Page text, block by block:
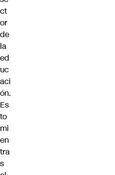
ct
or
de
la
ed
uc
aci
ón.
Es
to
mi
en
tra
s